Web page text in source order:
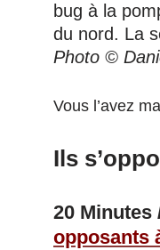
bug à la
du nord. La
Photo ©
Vous l’avez
Ils
20 Minutes
opposants